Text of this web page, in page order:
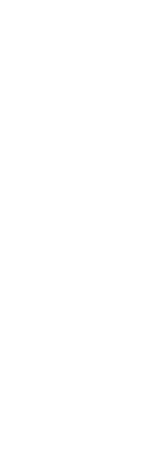
借り
お部